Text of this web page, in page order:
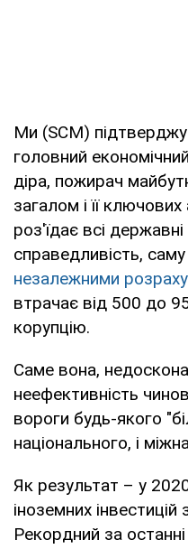
Ми (SCM)
головний
діра, пожирач
загалом і її
роз'їдає всі
справедливість,
незалежними
втрачає від 500 до
корупцію.
Саме вона,
неефективність
вороги будь-якого
національного, і
Як результат – у
іноземних
Рекордний за